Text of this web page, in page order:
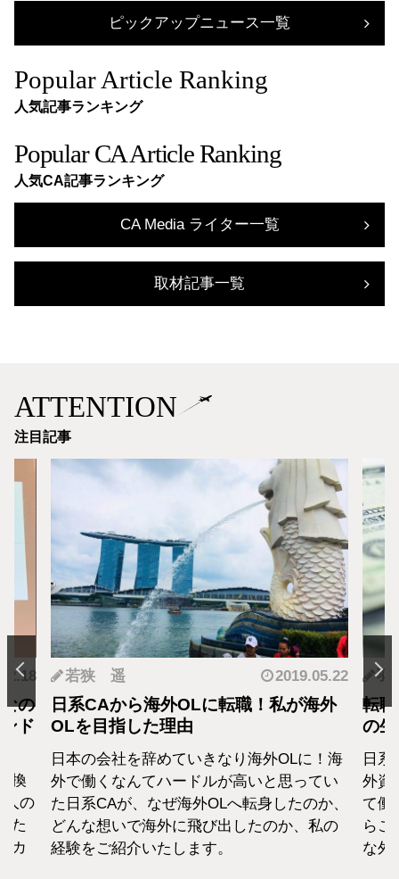
ピックアップニュース一覧
Popular Article Ranking
人気記事ランキング
Popular CA Article Ranking
人気CA記事ランキング
CA Media ライター一覧
取材記事一覧
ATTENTION
注目記事
の
ド
換
人の
た
カ
若狭 遥 2019.05.22
日系CAから海外OLに転職！私が海外
OLを目指した理由
日本の会社を辞めていきなり海外OLに！海
外で働くなんてハードルが高いと思ってい
た日系CAが、なぜ海外OLへ転身したのか、
どんな想いで海外に飛び出したのか、私の
経験をご紹介いたします。
羽
転
の
日
外資
て働
らこ
な外